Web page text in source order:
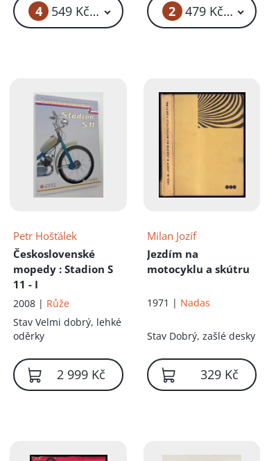
4 549 Kč – 649 Kč 2 479 Kč – 489 Kč
Petr Hošťálek
Československé
mopedy : Stadion S
11 - I
2008 | Růže
StavVelmi dobrý, lehké
oděrky
2 999 Kč
Milan Jozíf
Jezdím na
motocyklu a skútru
1971 | Nadas
Stav Dobrý, zašlé desky
329 Kč